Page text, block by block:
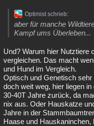
Optimist schrieb:
aber für manche
Kampf ums Überleben...
Und? Warum hier Nutztiere
vergleichen. Das macht
und Hund im Vergleich.
Optisch und Genetisch sehr
doch weit weg, hier liegen
30-40T Jahre zurück, da
nix aus. Oder Hauskatze
Jahre in der
Haase und